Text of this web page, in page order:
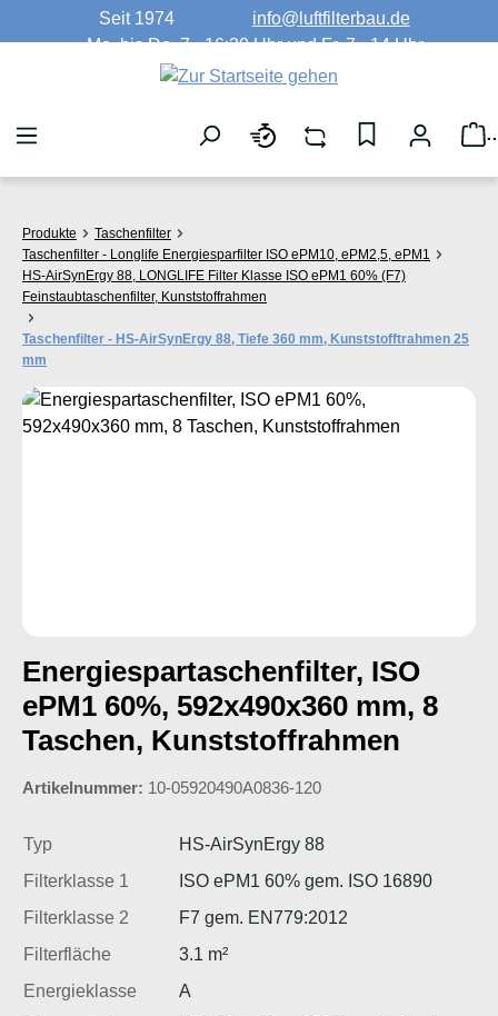
Zum Hauptinhalt springen
Seit 1974
info@luftfilterbau.de
Mo. bis Do. 7 - 16:30 Uhr und Fr. 7 - 14 Uhr
Produkte
Taschenfilter
Taschenfilter - Longlife Energiesparfilter ISO ePM10, ePM2,5, ePM1
HS-AirSynErgy 88, LONGLIFE Filter Klasse ISO ePM1 60% (F7)
Feinstaubtaschenfilter, Kunststoffrahmen
Taschenfilter - HS-AirSynErgy 88, Tiefe 360 mm, Kunststofftrahmen 25
mm
Bildergalerie überspringen
Energiespartaschenfilter, ISO
ePM1 60%, 592x490x360 mm, 8
Taschen, Kunststoffrahmen
Artikelnummer: 10-05920490A0836-120
Typ
HS-AirSynErgy 88
Filterklasse 1
ISO ePM1 60% gem. ISO 16890
Filterklasse 2
F7 gem. EN779:2012
Filterfläche
3.1 m²
Energieklasse
A